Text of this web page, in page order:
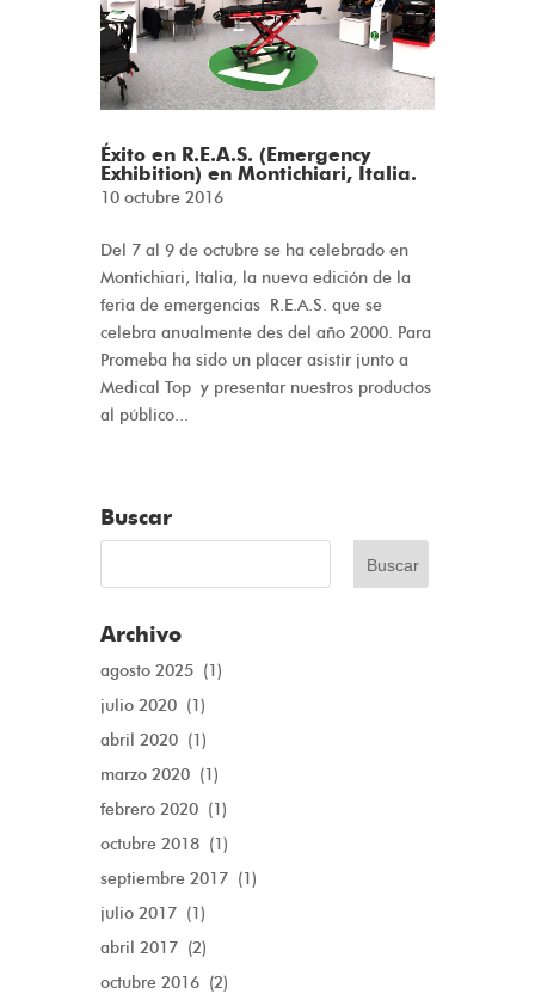
Éxito en R.E.A.S. (Emergency
Exhibition) en Montichiari, Italia.
10 octubre 2016
Del 7 al 9 de octubre se ha celebrado en
Montichiari, Italia, la nueva edición de la
feria de emergencias R.E.A.S. que se
celebra anualmente des del año 2000. Para
Promeba ha sido un placer asistir junto a
Medical Top y presentar nuestros productos
al público...
Buscar
Archivo
agosto 2025 (1)
julio 2020 (1)
abril 2020 (1)
marzo 2020 (1)
febrero 2020 (1)
octubre 2018 (1)
septiembre 2017 (1)
julio 2017 (1)
abril 2017 (2)
octubre 2016 (2)